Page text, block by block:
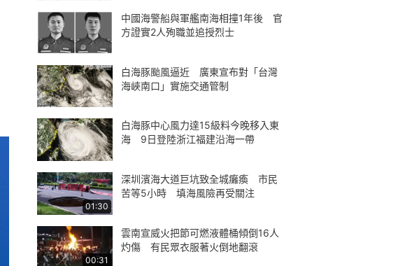
中國海警船與軍艦南海相撞1年後 官
方證實2人殉職並追授烈士
白海豚颱風逼近 廣東宣布對「台灣
海峽南口」實施交通管制
白海豚中心風力達15級料今晚移入東
海 9日登陸浙江福建沿海一帶
01:30
深圳濱海大道巨坑致全城癱瘓 市民
苦等5小時 填海風險再受關注
00:31
雲南宣威火把節可燃液體桶傾倒16人
灼傷 有民眾衣服著火倒地翻滾